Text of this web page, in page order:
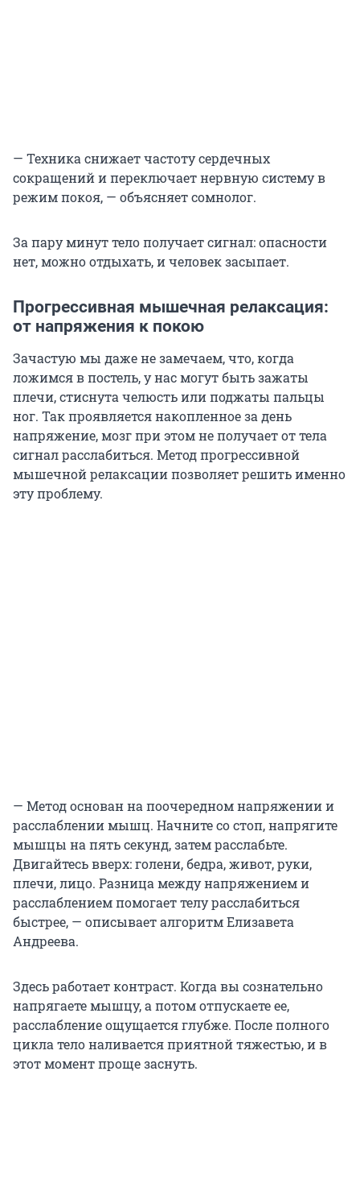
— Техника снижает частоту сердечных
сокращений и переключает нервную систему в
режим покоя, — объясняет сомнолог.
За пару минут тело получает сигнал: опасности
нет, можно отдыхать, и человек засыпает.
Прогрессивная мышечная релаксация:
от напряжения к покою
Зачастую мы даже не замечаем, что, когда
ложимся в постель, у нас могут быть зажаты
плечи, стиснута челюсть или поджаты пальцы
ног. Так проявляется накопленное за день
напряжение, мозг при этом не получает от тела
сигнал расслабиться. Метод прогрессивной
мышечной релаксации позволяет решить именно
эту проблему.
— Метод основан на поочередном напряжении и
расслаблении мышц. Начните со стоп, напрягите
мышцы на пять секунд, затем расслабьте.
Двигайтесь вверх: голени, бедра, живот, руки,
плечи, лицо. Разница между напряжением и
расслаблением помогает телу расслабиться
быстрее, — описывает алгоритм Елизавета
Андреева.
Здесь работает контраст. Когда вы сознательно
напрягаете мышцу, а потом отпускаете ее,
расслабление ощущается глубже. После полного
цикла тело наливается приятной тяжестью, и в
этот момент проще заснуть.